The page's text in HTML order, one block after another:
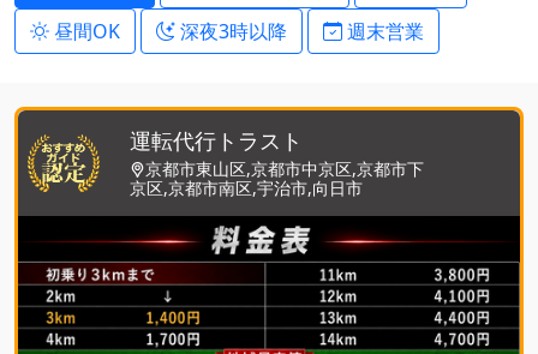
昼間OK
深夜3時以降 週末営業
運転代行トラスト
京都市東山区,京都市中京区,京都市下
京区,京都市南区,宇治市,向日市